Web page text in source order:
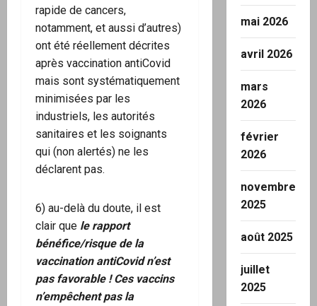
rapide de cancers,
notamment, et aussi d’autres)
ont été réellement décrites
après vaccination antiCovid
mais sont systématiquement
minimisées par les
industriels, les autorités
sanitaires et les soignants
qui (non alertés) ne les
déclarent pas.
6) au-delà du doute, il est
clair que le rapport
bénéfice/risque de la
vaccination antiCovid n’est
pas favorable ! Ces vaccins
n’empêchent pas la
mai 2026
avril 2026
mars
2026
février
2026
novembre
2025
août 2025
juillet
2025